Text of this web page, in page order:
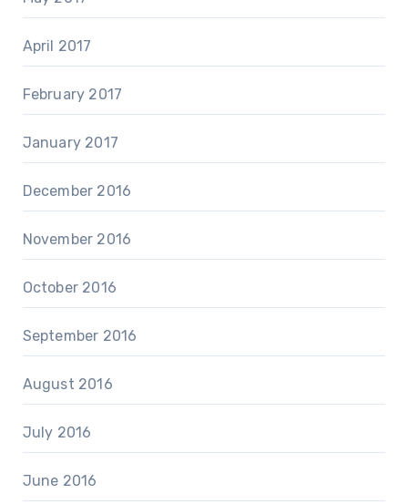
April 2017
February 2017
January 2017
December 2016
November 2016
October 2016
September 2016
August 2016
July 2016
June 2016